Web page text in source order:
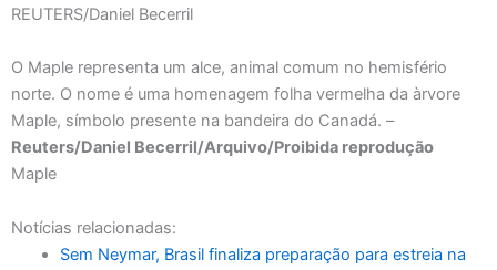
O Maple representa um alce, animal comum no hemisfério
norte. O nome é uma homenagem folha vermelha da àrvore
Maple, símbolo presente na bandeira do Canadá. –
Reuters/Daniel Becerril/Arquivo/Proibida reprodução
Maple
Notícias relacionadas:
Sem Neymar, Brasil finaliza preparação para estreia na